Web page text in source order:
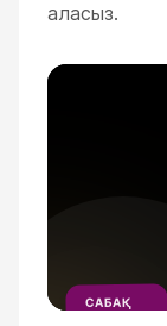
аласыз.
САБАҚ